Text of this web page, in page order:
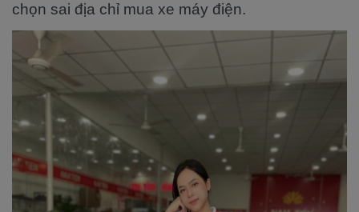
chọn sai địa chỉ mua xe máy điện.